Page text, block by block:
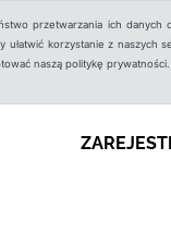
przetwarzania ich
korzystanie z
naszą politykę prywatności.